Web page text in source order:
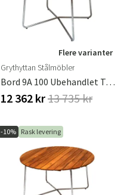
Flere varianter
Grythyttan Stålmöbler
Bord 9A 100 Ubehandlet Teak/varmforsinket Stativ Grythyttan Stålmöbler
12 362 kr13 735 kr
-10% Rask levering